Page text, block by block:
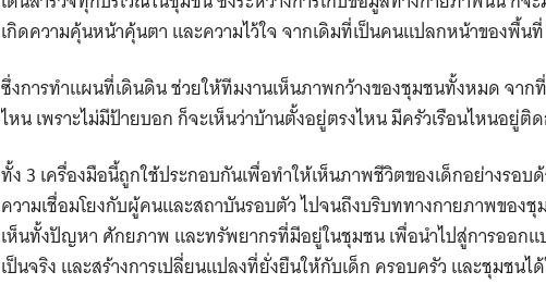
เกิดความคุ้นหน้าคุ้นตา และความไว้ใจ จากเดิมที่เป็นคนแปลกหน้าของพื้นที่
ซึ่งการทำแผนที่เดินดิน ช่วยให้ทีมงานเห็นภาพกว้างของชุมชนทั้งหมด จากที่
ไหน เพราะไม่มีป้ายบอก ก็จะเห็นว่าบ้านตั้งอยู่ตรงไหน มีครัวเรือนไหนอยู่ติ
ทั้ง 3 เครื่องมือนี้ถูกใช้ประกอบกันเพื่อทำให้เห็นภาพชีวิตของเด็กอย่างรอ
ความเชื่อมโยงกับผู้คนและสถาบันรอบตัว ไปจนถึงบริบททางกายภาพของ
เห็นทั้งปัญหา ศักยภาพ และทรัพยากรที่มีอยู่ในชุมชน เพื่อนำไปสู่การออก
เป็นจริง และสร้างการเปลี่ยนแปลงที่ยั่งยืนให้กับเด็ก ครอบครัว และชุมชนไ